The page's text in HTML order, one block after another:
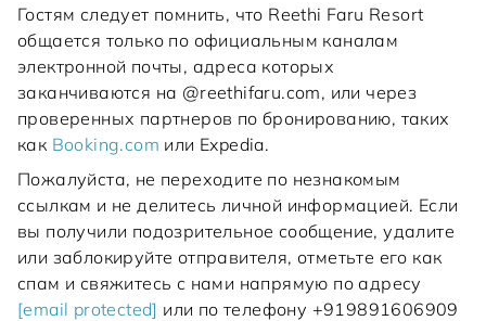
Гостям следует помнить, что Reethi Faru Resort
общается только по официальным каналам
электронной почты, адреса которых
заканчиваются на @reethifaru.com, или через
проверенных партнеров по бронированию, таких
как Booking.com или Expedia.
Пожалуйста, не переходите по незнакомым
ссылкам и не делитесь личной информацией. Если
вы получили подозрительное сообщение, удалите
или заблокируйте отправителя, отметьте его как
спам и свяжитесь с нами напрямую по адресу
[email protected] или по телефону +919891606909